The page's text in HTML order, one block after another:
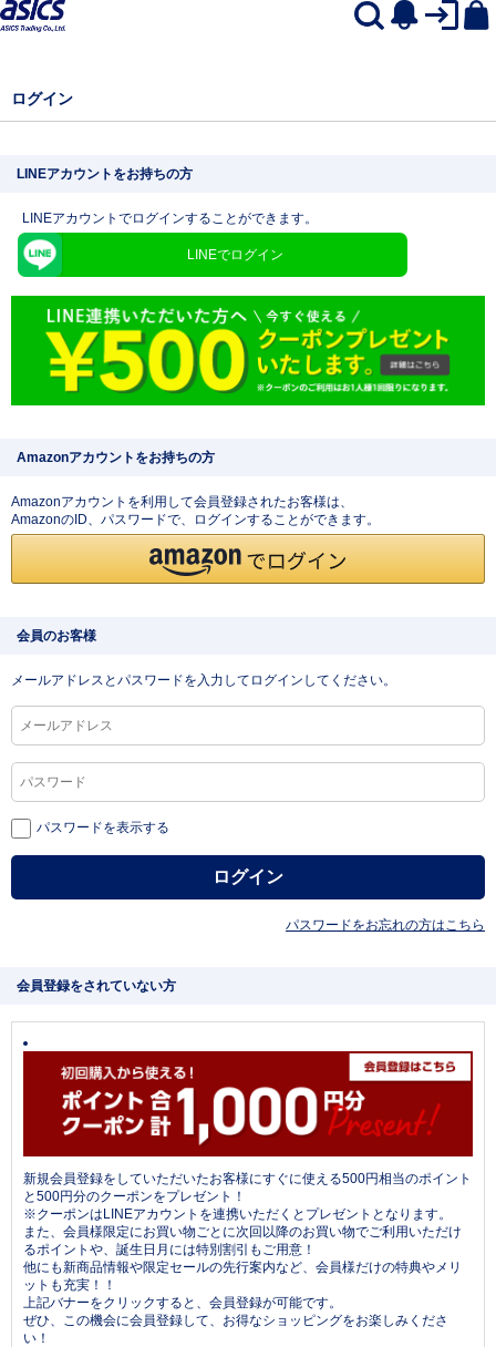
ログイン
LINEアカウントをお持ちの方
LINEアカウントでログインすることができます。
LINEでログイン
Amazonアカウントをお持ちの方
Amazonアカウントを利用して会員登録されたお客様は、
AmazonのID、パスワードで、ログインすることができます。
会員のお客様
メールアドレスとパスワードを入力してログインしてください。
パスワードを表示する
パスワードをお忘れの方はこちら
会員登録をされていない方
新規会員登録をしていただいたお客様にすぐに使える500円相当のポイント
と500円分のクーポンをプレゼント！
※クーポンはLINEアカウントを連携いただくとプレゼントとなります。
また、会員様限定にお買い物ごとに次回以降のお買い物でご利用いただけ
るポイントや、誕生日月には特別割引もご用意！
他にも新商品情報や限定セールの先行案内など、会員様だけの特典やメリ
ットも充実！！
上記バナーをクリックすると、会員登録が可能です。
ぜひ、この機会に会員登録して、お得なショッピングをお楽しみくださ
い！